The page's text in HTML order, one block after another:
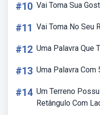
#10 Vai Toma Sua
#11 Vai Toma No Seu
#12 Uma Palavra Que
#13 Uma Palavra Com
#14 Um Terreno
Retângulo Com